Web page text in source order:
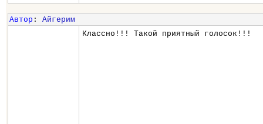
Автор : Айгерим
Классно!!! Такой приятный голосок!!!